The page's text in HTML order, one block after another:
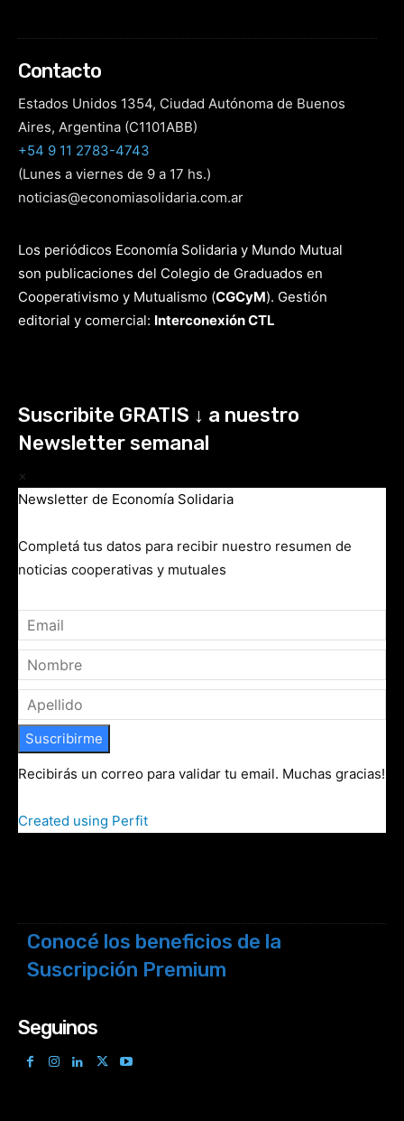
Contacto
Estados Unidos 1354, Ciudad Autónoma de Buenos
Aires, Argentina (C1101ABB)
+54 9 11 2783-4743
(Lunes a viernes de 9 a 17 hs.)
noticias@economiasolidaria.com.ar
Los periódicos Economía Solidaria y Mundo Mutual
son publicaciones del Colegio de Graduados en
Cooperativismo y Mutualismo (CGCyM). Gestión
editorial y comercial: Interconexión CTL
Suscribite GRATIS ↓ a nuestro
Newsletter semanal
×
Newsletter de Economía Solidaria
Completá tus datos para recibir nuestro resumen de
noticias cooperativas y mutuales
Suscribirme
Recibirás un correo para validar tu email. Muchas gracias!
Created using Perfit
Conocé los beneficios de la
Suscripción Premium
Seguinos